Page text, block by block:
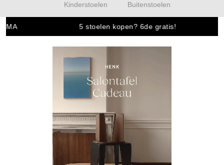
Kinderstoelen Buitenstoelen
5 stoelen kopen? 6de gratis!